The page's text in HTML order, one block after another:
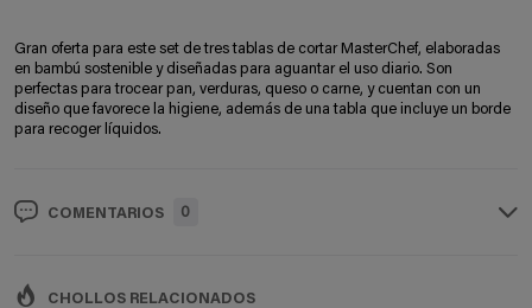
Gran oferta para este set de tres tablas de cortar MasterChef, elaboradas
en bambú sostenible y diseñadas para aguantar el uso diario. Son
perfectas para trocear pan, verduras, queso o carne, y cuentan con un
diseño que favorece la higiene, además de una tabla que incluye un borde
para recoger líquidos.
COMENTARIOS 0
CHOLLOS RELACIONADOS